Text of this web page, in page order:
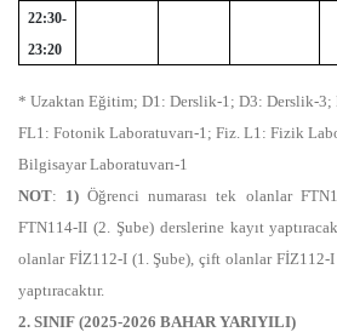
22:30-
23:20
* Uzaktan Eğitim; D1: Derslik-1; D3: Derslik-
FL1: Fotonik Laboratuvarı-1; Fiz. L1: Fizik
Bilgisayar Laboratuvarı-1
NOT: 1) Öğrenci numarası tek olanlar
FTN114-II (2. Şube) derslerine kayıt
olanlar FİZ112-I (1. Şube), çift olanlar FİZ112-
yaptıracaktır.
2. SINIF (2025-2026 BAHAR YARIYILI)